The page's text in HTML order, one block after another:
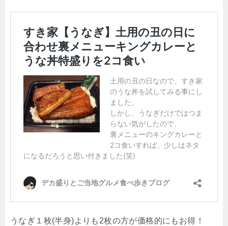
うなぎ１枚(半身)よりも2枚の方が価格的にもお得！